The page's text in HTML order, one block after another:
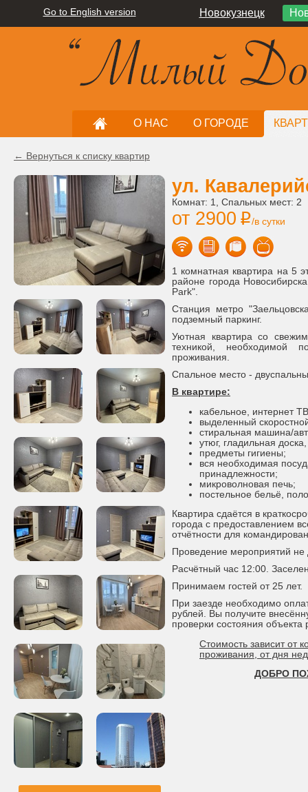
Go to English version Новокузнецк
О НАС О ГОРОДЕ
← Вернуться к списку квартир
ул.
Комнат: 1, Спальных мест: 2
от 2900 i/в сутки
1 комнатная квартира на 5
районе города
Park".
Станция метро
подземный паркинг.
Уютная квартира со
техникой, необходимой
проживания.
Спальное место -
В квартире:
кабельное, интернет
выделенный
стиральная машина/
утюг, гладильная
предметы гигиены;
вся необходимая
принадлежности;
микроволновая печь;
постельное бельё,
Квартира сдаётся в
города с предоставлением
отчётности для
Проведение мероприятий не
Расчётный час 12:00.
Принимаем гостей от 25 лет.
При заезде необходимо
рублей. Вы получите
проверки состояния
Стоимость зависит от
проживания, от дня
ДОБРО